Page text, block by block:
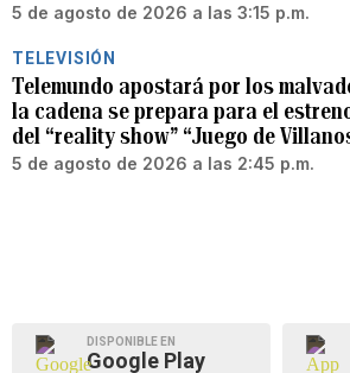
5 de agosto de 2026 a las 3:15 p.m.
TELEVISIÓN
Telemundo apostará por los
la cadena se prepara para el
del “reality show” “Juego de
5 de agosto de 2026 a las 2:45 p.m.
DISPONIBLE EN
Google Play